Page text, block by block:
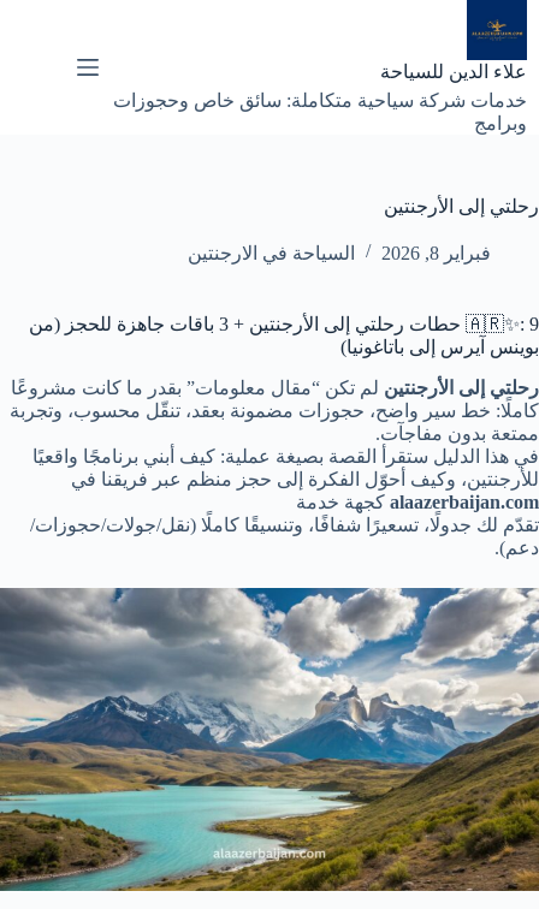
إلى
المحتوى
علاء الدين للسياحة
خدمات شركة سياحية متكاملة: سائق خاص وحجوزات
وبرامج
رحلتي إلى الأرجنتين
فبراير 8, 2026 السياحة في الارجنتين
🇦🇷✨: 9 حطات رحلتي إلى الأرجنتين + 3 باقات جاهزة للحجز (من
بوينس آيرس إلى باتاغونيا)
رحلتي إلى الأرجنتين لم تكن “مقال معلومات” بقدر ما كانت مشروعًا
كاملًا: خط سير واضح، حجوزات مضمونة بعقد، تنقّل محسوب، وتجربة
ممتعة بدون مفاجآت.
في هذا الدليل ستقرأ القصة بصيغة عملية: كيف أبني برنامجًا واقعيًا
للأرجنتين، وكيف أحوّل الفكرة إلى حجز منظم عبر فريقنا في
alaazerbaijan.com كجهة خدمة
تقدّم لك جدولًا، تسعيرًا شفافًا، وتنسيقًا كاملًا (نقل/جولات/حجوزات/
دعم).